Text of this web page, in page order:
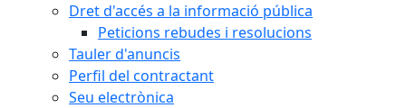
Dret d'accés a la informació pública
Peticions rebudes i resolucions
Tauler d'anuncis
Perfil del contractant
Seu electrònica